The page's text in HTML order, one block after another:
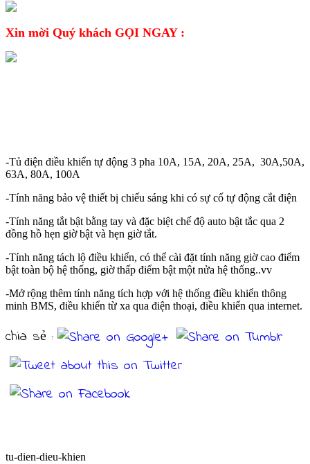
Xin mời Quý khách GỌI NGAY :
-Tủ điện điều khiển tự động 3 pha 10A, 15A, 20A, 25A, 30A,50A,
63A, 80A, 100A
-Tính năng bảo vệ thiết bị chiếu sáng khi có sự cố tự động cắt điện
-Tính năng tắt bật bằng tay và đặc biệt chế độ auto bật tắc qua 2
đồng hồ hẹn giờ bật và hẹn giờ tắt.
-Tính năng tách lộ điều khiển, có thể cài đặt tính năng giờ cao điểm
bật toàn bộ hệ thống, giờ thấp điểm bật một nửa hệ thống..vv
-Mở rộng thêm tính năng tích hợp với hệ thống điều khiển thông
minh BMS, điều khiển từ xa qua điện thoại, điều khiển qua internet.
chia sẻ :
tu-dien-dieu-khien